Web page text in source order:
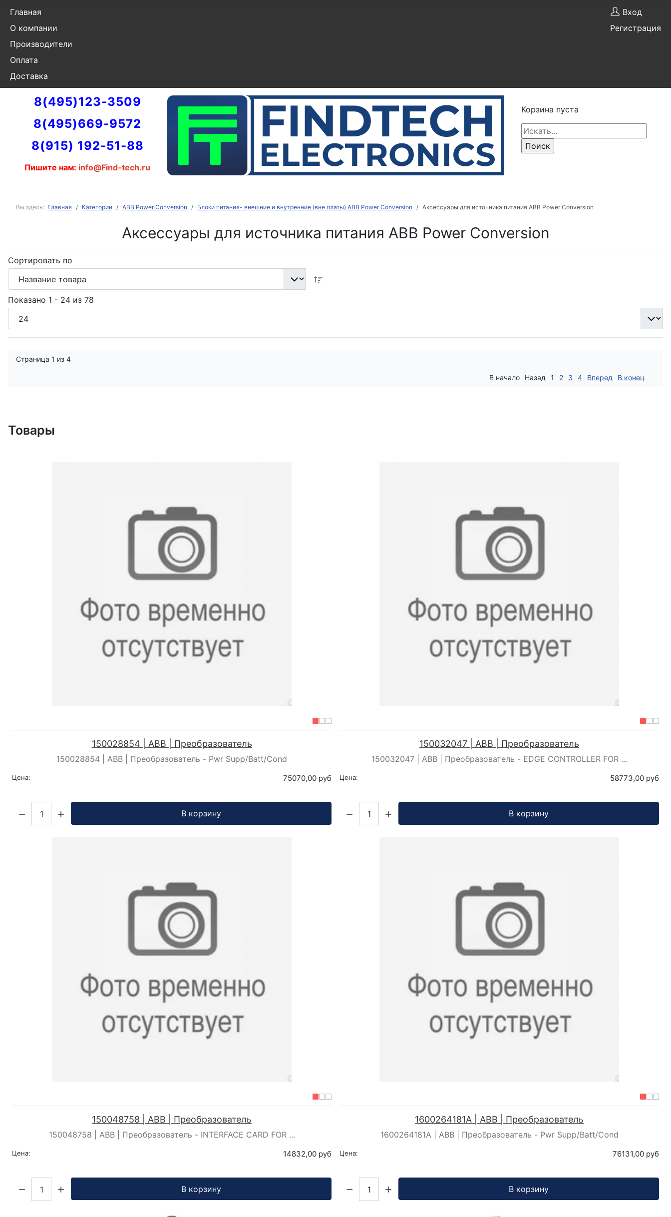
Главная
О компании
Производители
Оплата
Доставка
Вход
Регистрация
8(495)123-3509
8(495)669-9572
8(915) 192-51-88
Пишите нам: info@Find-tech.ru
Корзина пуста
Вы здесь: Главная Категории ABB Power Conversion Блоки питания- внешние и внутренние (вне платы) ABB Power Conversion Аксессуары для источника питания ABB Power Conversion
Аксессуары для источника питания ABB Power Conversion
Сортировать по
Показано 1 - 24 из 78
Страница 1 из 4
В начало Назад 1 2 3 4 Вперед В конец
Товары
150028854 | ABB | Преобразователь
150028854 | ABB | Преобразователь - Pwr Supp/Batt/Cond
Цена: 75070,00 руб
В корзину
150032047 | ABB | Преобразователь
150032047 | ABB | Преобразователь - EDGE CONTROLLER FOR ...
Цена: 58773,00 руб
В корзину
150048758 | ABB | Преобразователь
150048758 | ABB | Преобразователь - INTERFACE CARD FOR ...
Цена: 14832,00 руб
В корзину
1600264181A | ABB | Преобразователь
1600264181A | ABB | Преобразователь - Pwr Supp/Batt/Cond
Цена: 76131,00 руб
В корзину